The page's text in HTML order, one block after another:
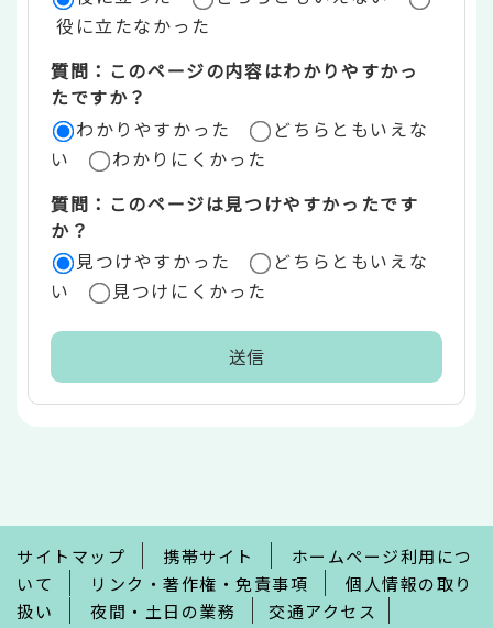
リ
ア
役に立たなかった
質問：このページの内容はわかりやすかっ
たですか？
わかりやすかった
どちらともいえな
い
わかりにくかった
質問：このページは見つけやすかったです
か？
見つけやすかった
どちらともいえな
い
見つけにくかった
で
サイトマップ 携帯サイト
ホームページ利用につ
いて
リンク・著作権・免責事項
個人情報の取り
扱い
夜間・土日の業務 交通アクセス